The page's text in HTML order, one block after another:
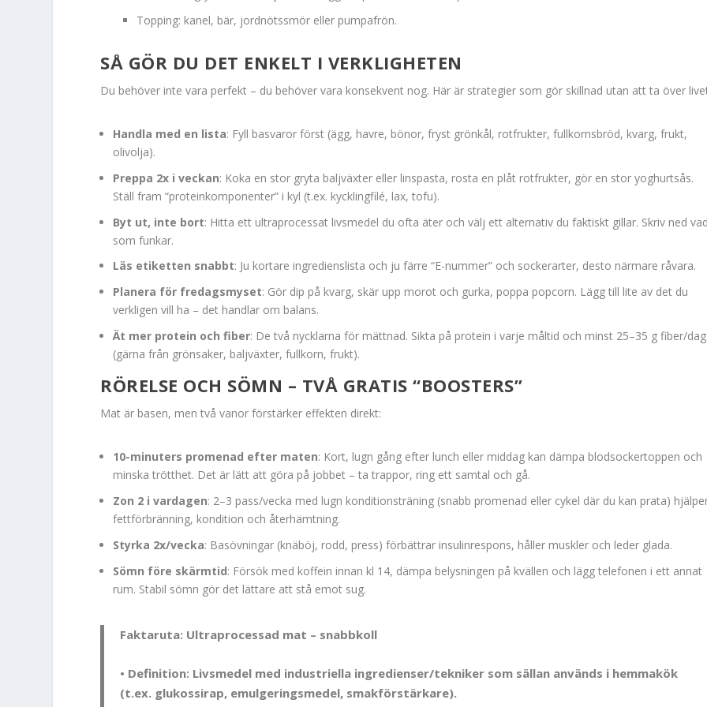
Topping: kanel, bär, jordnötssmör eller pumpafrön.
SÅ GÖR DU DET ENKELT I VERKLIGHETEN
Du behöver inte vara perfekt – du behöver vara konsekvent nog. Här är strategier som gör skillnad utan att ta över
Handla med en lista: Fyll basvaror först (ägg, havre, bönor, fryst grönkål, rotfrukter, fullkornsbröd, kvarg, frukt,
olivolja).
Preppa 2x i veckan: Koka en stor gryta baljväxter eller linspasta, rosta en plåt rotfrukter, gör en stor yoghurtsås.
Ställ fram “proteinkomponenter” i kyl (t.ex. kycklingfilé, lax, tofu).
Byt ut, inte bort: Hitta ett ultraprocessat livsmedel du ofta äter och välj ett alternativ du faktiskt gillar. Skriv ned
som funkar.
Läs etiketten snabbt: Ju kortare ingredienslista och ju färre “E-nummer” och sockerarter, desto närmare råvara.
Planera för fredagsmyset: Gör dip på kvarg, skär upp morot och gurka, poppa popcorn. Lägg till lite av det du
verkligen vill ha – det handlar om balans.
Ät mer protein och fiber: De två nycklarna för mättnad. Sikta på protein i varje måltid och minst 25–35 g fiber/dag
(gärna från grönsaker, baljväxter, fullkorn, frukt).
RÖRELSE OCH SÖMN – TVÅ GRATIS “BOOSTERS”
Mat är basen, men två vanor förstärker effekten direkt:
10-minuters promenad efter maten: Kort, lugn gång efter lunch eller middag kan dämpa blodsockertoppen och
minska trötthet. Det är lätt att göra på jobbet – ta trappor, ring ett samtal och gå.
Zon 2 i vardagen: 2–3 pass/vecka med lugn konditionsträning (snabb promenad eller cykel där du kan prata)
fettförbränning, kondition och återhämtning.
Styrka 2x/vecka: Basövningar (knäböj, rodd, press) förbättrar insulinrespons, håller muskler och leder glada.
Sömn före skärmtid: Försök med koffein innan kl 14, dämpa belysningen på kvällen och lägg telefonen i ett annat
rum. Stabil sömn gör det lättare att stå emot sug.
Faktaruta: Ultraprocessad mat – snabbkoll
• Definition: Livsmedel med industriella ingredienser/tekniker som sällan används i hemmakök
(t.ex. glukossirap, emulgeringsmedel, smakförstärkare).